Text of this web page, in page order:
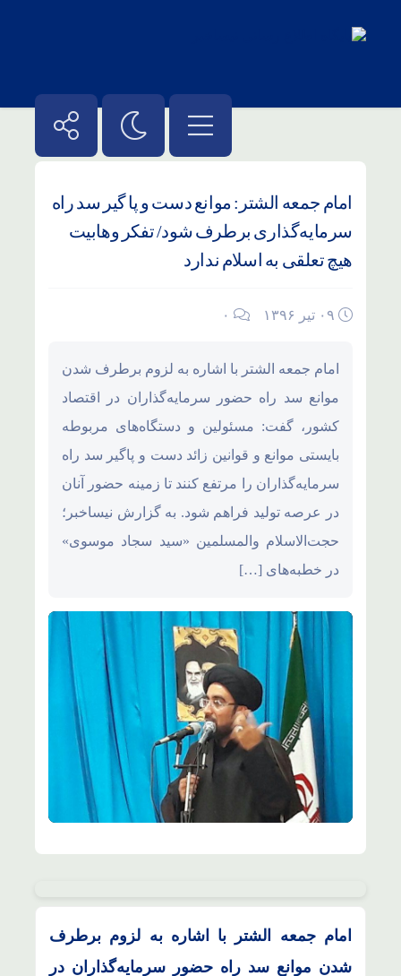
امام جمعه الشتر: موانع دست و پا گیر سد راه
سرمایه‌گذاری برطرف شود/ تفکر وهابیت
هیچ تعلقی به اسلام ندارد
۰
امام جمعه الشتر با اشاره به لزوم برطرف شدن
موانع سد راه حضور سرمایه‌گذاران در اقتصاد
کشور، گفت: مسئولین و دستگاه‌های مربوطه
بایستی موانع و قوانین زائد دست و پاگیر سد راه
سرمایه‌گذاران را مرتفع کنند تا زمینه حضور آنان
در عرصه تولید فراهم شود. به گزارش نیساخبر؛
حجت‌الاسلام والمسلمین «سید سجاد موسوی»
در خطبه‌های […]
امام جمعه الشتر با اشاره به لزوم برطرف
شدن موانع سد راه حضور سرمایه‌گذاران در